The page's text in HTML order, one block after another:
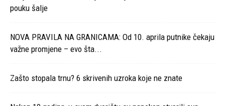
pouku šalje
NOVA PRAVILA NA GRANICAMA: Od 10. aprila putnike čekaju
važne promjene – evo šta...
Zašto stopala trnu? 6 skrivenih uzroka koje ne znate